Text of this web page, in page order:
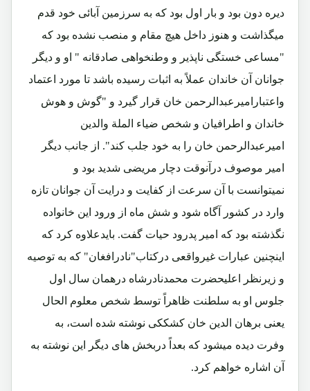
دیره دون بود و بار اول بود که به سرزمین آبائی خود قدم
میگذاشت و هنوز داخل هیچ مقام و منصب نشده بود که
"مساعی خستگی ناپذیر و وطنخواهی صادقانه " او و دیگر
جوانان آن خاندان عملاً به اثبات رسیده باشد تا مورد اعتماد
واعتبارامیرعبدالرحمن خان قرار گیرد و "گوش و هوش
خاندان و اطرافیان و شخص ضیاء الملة والدین
امیرعبدالرحمن خان را به خود جلب کند". از جانب دیگر
امیر موصوف درآنوقت دچار مریضی شدید بود و
نمیتوانست با آن سرعت از کفایت و درایت آن جوانان تازه
وارد در کشور آگاه شود و شش ماه از ورود این خانواده
نگذشته بود که امیر پدرود حیات گفت. بایدعلاوه کرد که
اینچنین عبارات غیرواقعی درکتاب"نادرافغان" که به توصیه
و زیرنظر اعلیحضرت محمدنادرشاه درهمان سال اول
جلوس او به سلطنت ظاهراً توسط شخص معلوم الحال
یعنی برهان الدین خان کشککی نوشته شده است، به
وفرت دیده میشود که بعداً دربخش های دیگر این نوشته به
آن اشاره خواهم کرد.